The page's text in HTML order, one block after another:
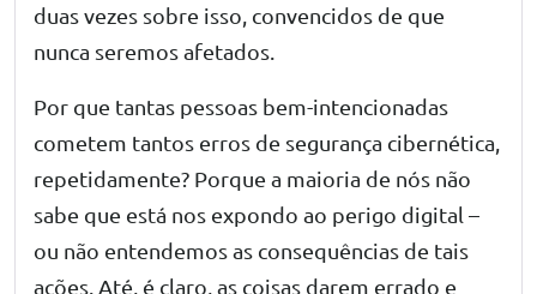
duas vezes sobre isso, convencidos de que
nunca seremos afetados.
Por que tantas pessoas bem-intencionadas
cometem tantos erros de segurança cibernética,
repetidamente? Porque a maioria de nós não
sabe que está nos expondo ao perigo digital –
ou não entendemos as consequências de tais
ações. Até, é claro, as coisas darem errado e